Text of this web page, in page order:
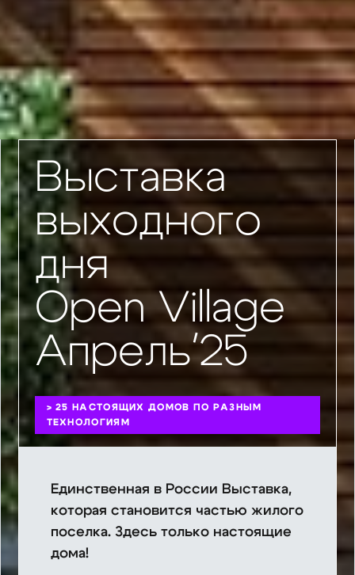
Выставка
выходного
дня
Open Village
Апрель'25
> 25 НАСТОЯЩИХ ДОМОВ ПО РАЗНЫМ
ТЕХНОЛОГИЯМ
Eдинственная в России Выставка,
которая становится частью жилого
поселка. Здесь только настоящие
дома!